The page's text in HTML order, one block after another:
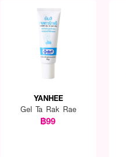
ย SPF15 PA++
ลีสุดๆ
า ทาบริเวณริมฝีปากตามต้องการ ใช้ไ
YANHEE
Gel Ta Rak Rae
฿99